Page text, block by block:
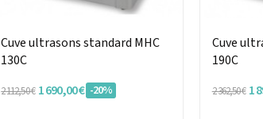
Cuve ultrasons standard MHC
130C
2 112,50 € 1 690,00 € -20%
Cuve
190C
2 362,50 € 1